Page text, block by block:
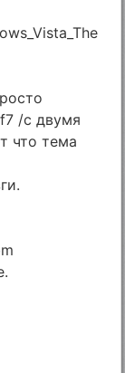
/с двумя
что тема